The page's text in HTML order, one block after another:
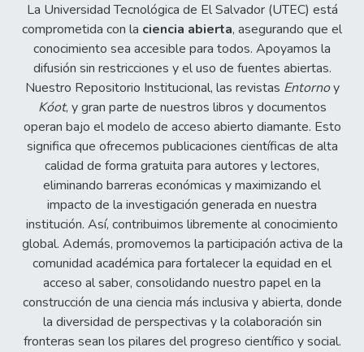
La Universidad Tecnológica de El Salvador (UTEC) está
comprometida con la ciencia abierta, asegurando que el
conocimiento sea accesible para todos. Apoyamos la
difusión sin restricciones y el uso de fuentes abiertas.
Nuestro Repositorio Institucional, las revistas Entornoy
Kóot, y gran parte de nuestros libros y documentos
operan bajo el modelo de acceso abierto diamante. Esto
significa que ofrecemos publicaciones científicas de alta
calidad de forma gratuita para autores y lectores,
eliminando barreras económicas y maximizando el
impacto de la investigación generada en nuestra
institución. Así, contribuimos libremente al conocimiento
global. Además, promovemos la participación activa de la
comunidad académica para fortalecer la equidad en el
acceso al saber, consolidando nuestro papel en la
construcción de una ciencia más inclusiva y abierta, donde
la diversidad de perspectivas y la colaboración sin
fronteras sean los pilares del progreso científico y social.